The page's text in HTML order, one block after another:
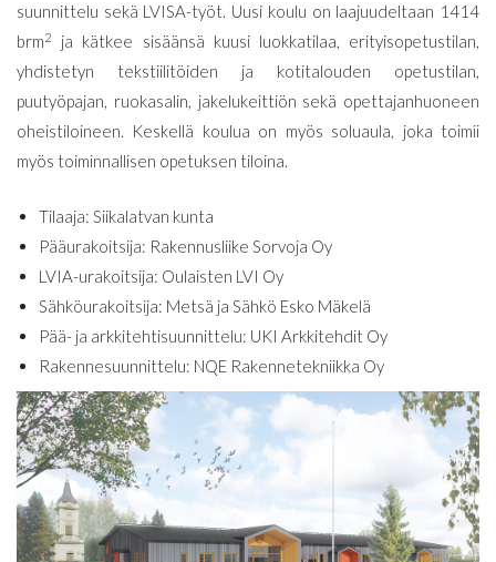
suunnittelu sekä LVISA-työt. Uusi koulu on laajuudeltaan 1414
brm2
ja kätkee sisäänsä kuusi luokkatilaa, erityisopetustilan,
yhdistetyn tekstiilitöiden ja kotitalouden opetustilan,
puutyöpajan, ruokasalin, jakelukeittiön sekä opettajanhuoneen
oheistiloineen. Keskellä koulua on myös soluaula, joka toimii
myös toiminnallisen opetuksen tiloina.
Tilaaja: Siikalatvan kunta
Pääurakoitsija: Rakennusliike Sorvoja Oy
LVIA-urakoitsija: Oulaisten LVI Oy
Sähköurakoitsija: Metsä ja Sähkö Esko Mäkelä
Pää- ja arkkitehtisuunnittelu: UKI Arkkitehdit Oy
Rakennesuunnittelu: NQE Rakennetekniikka Oy